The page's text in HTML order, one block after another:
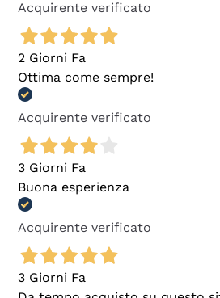
Acquirente verificato
2 Giorni Fa
Ottima come sempre!
Acquirente verificato
3 Giorni Fa
Buona esperienza
Acquirente verificato
3 Giorni Fa